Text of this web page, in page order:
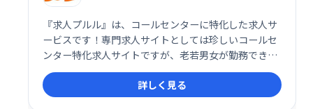
『求人プルル』は、コールセンターに特化した求人サ
ービスです！専門求人サイトとしては珍しいコールセ
ンター特化求人サイトですが、老若男女が勤務できる
職場情報を数多く掲載しております。関東版のみなら
ず、関西版もリリースしており、段階的に全国へと拡
大いたします。
詳しく見る